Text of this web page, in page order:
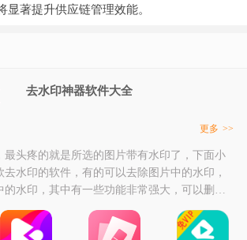
显著提升供应链管理效能。
去水印神器软件大全
更多 >>
最头疼的就是所选的图片带有水印了，下面小
水印的软件，有的可以去除图片中的水印，
的水印，其中有一些功能非常强大，可以删除
面推荐的几款看看哪款才是你的菜吧。